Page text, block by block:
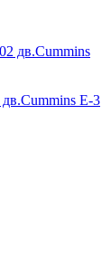
Е-3